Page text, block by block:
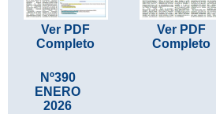
Ver PDF
Completo
Ver PDF
Completo
Nº390
ENERO
2026